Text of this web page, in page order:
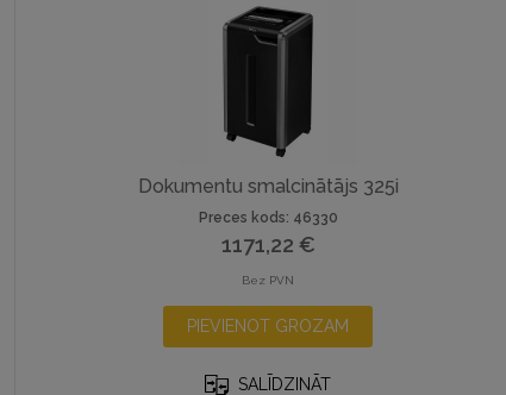
Dokumentu smalcinātājs 325i
Preces kods: 46330
1171,22 €
Bez PVN
PIEVIENOT GROZAM
SALĪDZINĀT